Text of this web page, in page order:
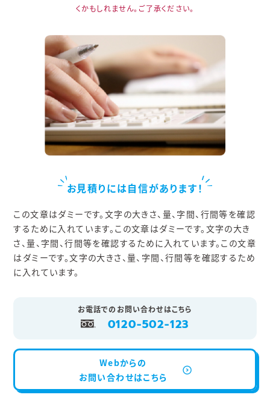
くかもしれません。ご了承ください。
お見積りには自信があります！
この文章はダミーです。文字の大きさ、量、字間、行間等を確認
するために入れています。この文章はダミーです。文字の大き
さ、量、字間、行間等を確認するために入れています。この文章
はダミーです。文字の大きさ、量、字間、行間等を確認するため
に入れています。
お電話でのお問い合わせはこちら
0120-502-123
Webからの
お問い合わせはこちら